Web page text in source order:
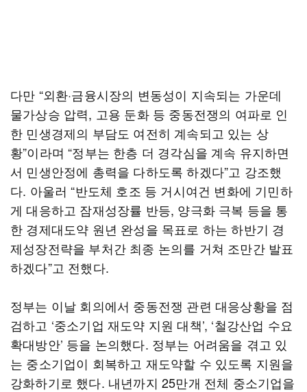
다만 “외환·금융시장의 변동성이 지속되는 가운데
물가상승 압력, 고용 둔화 등 중동전쟁의 여파로 인
한 민생경제의 부담도 여전히 계속되고 있는 상
황”이라며 “정부는 한층 더 경각심을 계속 유지하면
서 민생안정에 총력을 다하도록 하겠다”고 강조했
다. 아울러 “반도체 호조 등 거시여건 변화에 기민하
게 대응하고 잠재성장률 반등, 양극화 극복 등을 통
한 경제대도약 원년 완성을 목표로 하는 하반기 경
제성장전략을 부처간 최종 논의를 거쳐 조만간 발표
하겠다”고 전했다.
정부는 이날 회의에서 중동전쟁 관련 대응상황을 점
검하고 ‘중소기업 재도약 지원 대책’, ‘철강산업 수요
확대방안’ 등을 논의했다. 정부는 어려움을 겪고 있
는 중소기업이 회복하고 재도약할 수 있도록 지원을
강화하기로 했다. 내년까지 25만개 전체 중소기업을